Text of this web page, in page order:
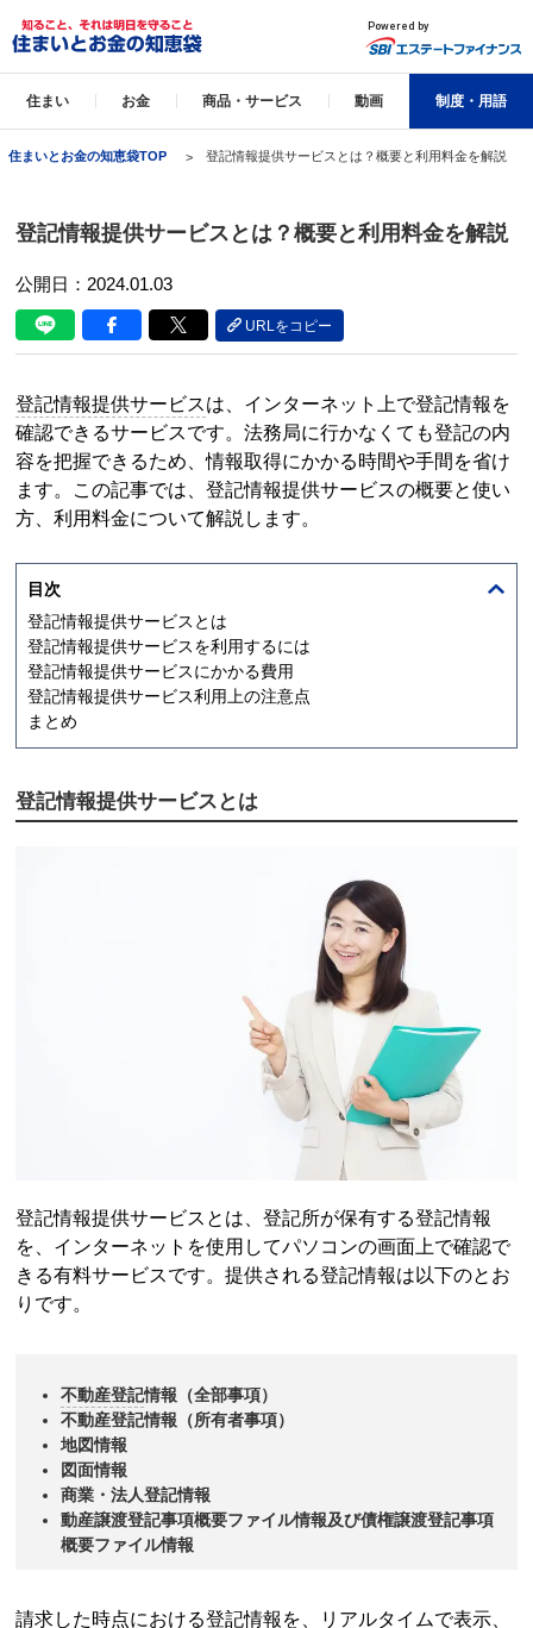
住まい お金 商品・サービス 動画 制度・用語
住まいとお金の知恵袋TOP 登記情報提供サービスとは？概要と利用料金を解説
登記情報提供サービスとは？概要と利用料金を解説
公開日：2024.01.03
URLをコピー
登記情報提供サービスは、インターネット上で登記情報を
確認できるサービスです。法務局に行かなくても登記の内
容を把握できるため、情報取得にかかる時間や手間を省け
ます。この記事では、登記情報提供サービスの概要と使い
方、利用料金について解説します。
目次
登記情報提供サービス とは
登記情報提供サービスを利用するには
登記情報提供サービスにかかる費用
登記情報提供サービス利用上の注意点
まとめ
登記情報提供サービス とは
登記情報提供サービス とは、登記所が保有する登記情報
を、インターネットを使用してパソコンの画面上で確認で
きる有料サービスです。提供される登記情報は以下のとお
りです。
不動産登記情報（全部事項）
不動産登記情報（所有者事項）
地図情報
図面情報
商業・法人登記情報
動産譲渡登記事項概要ファイル情報及び債権譲渡登記事項
概要ファイル情報
請求した時点における登記情報を、リアルタイムで表示、